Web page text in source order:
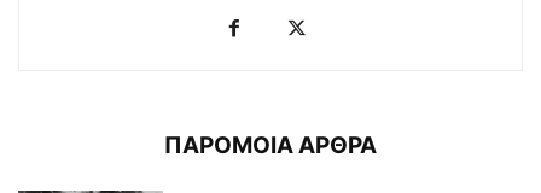
ΠΑΡΟΜΟΙΑ ΑΡΘΡΑ